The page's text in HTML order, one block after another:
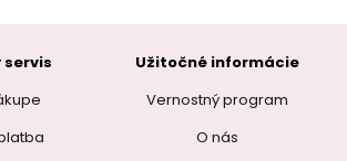
servis
Užitočné informácie
Vernostný program
O nás